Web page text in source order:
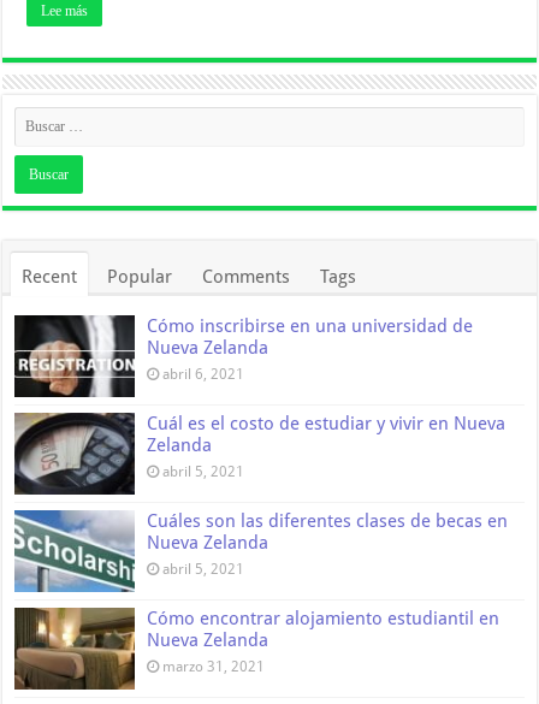
Lee más
Recent Popular Comments Tags
Cómo inscribirse en una universidad de
Nueva Zelanda
abril 6, 2021
Cuál es el costo de estudiar y vivir en Nueva
Zelanda
abril 5, 2021
Cuáles son las diferentes clases de becas en
Nueva Zelanda
abril 5, 2021
Cómo encontrar alojamiento estudiantil en
Nueva Zelanda
marzo 31, 2021